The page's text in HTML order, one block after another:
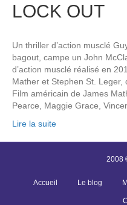
LOCK OUT
Un thriller d’action musclé
bagout, campe un John
d’action musclé réalisé en
Mather et Stephen St. Leger,
Film américain de James
Pearce, Maggie Grace,
Lire la suite
2008
Accueil Le blog